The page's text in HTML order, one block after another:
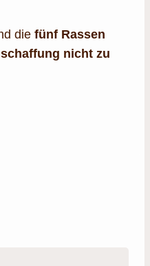
diefünf Rassen
nicht zu